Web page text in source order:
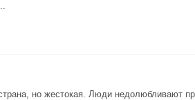
но жестокая. Люди недолюбливают